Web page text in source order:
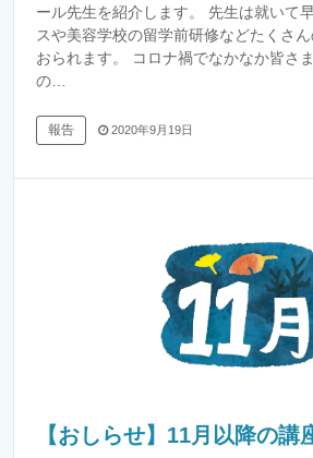
ール先生を紹介します。 先生は就いて
スや美容学校の留学前研修などたくさ
おられます。 コロナ禍でなかなか皆さ
の…
報告 2020年9月19日
【おしらせ】11月以降の講